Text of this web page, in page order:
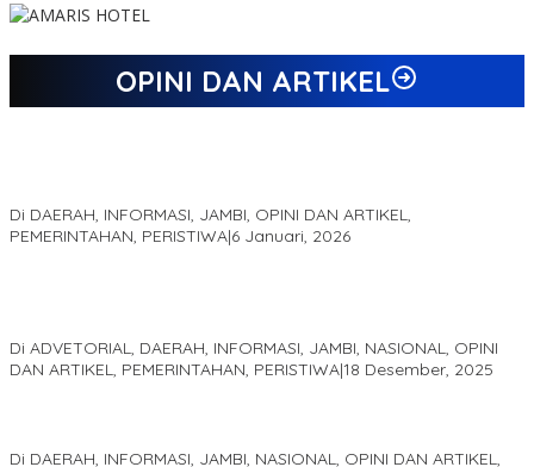
OPINI DAN ARTIKEL
Di DAERAH, INFORMASI, JAMBI, OPINI DAN ARTIKEL,
PEMERINTAHAN, PERISTIWA|6 Januari, 2026
Di ADVETORIAL, DAERAH, INFORMASI, JAMBI, NASIONAL, OPINI
DAN ARTIKEL, PEMERINTAHAN, PERISTIWA|18 Desember, 2025
Di DAERAH, INFORMASI, JAMBI, NASIONAL, OPINI DAN ARTIKEL,